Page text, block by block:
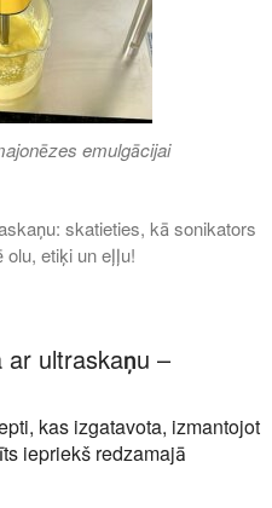
emulgācijai
skatieties, kā sonikators
olu, etiķi un eļļu!
ar ultraskaņu –
kas izgatavota, izmantojot
iepriekš redzamajā